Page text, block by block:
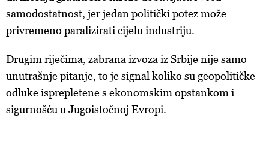
samodostatnost, jer jedan politički potez može
privremeno paralizirati cijelu industriju.
Drugim riječima, zabrana izvoza iz Srbije nije samo
unutrašnje pitanje, to je signal koliko su geopolitičke
odluke isprepletene s ekonomskim opstankom i
sigurnošću u Jugoistočnoj Evropi.